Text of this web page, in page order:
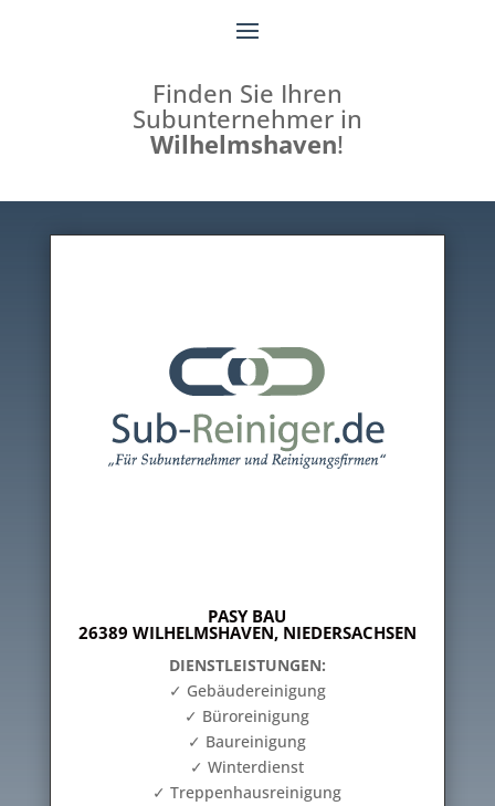
Finden Sie Ihren
Subunternehmer in
Wilhelmshaven!
PASY BAU
26389 WILHELMSHAVEN, NIEDERSACHSEN
DIENSTLEISTUNGEN:
✓ Gebäudereinigung
✓ Büroreinigung
✓ Baureinigung
✓ Winterdienst
✓ Treppenhausreinigung